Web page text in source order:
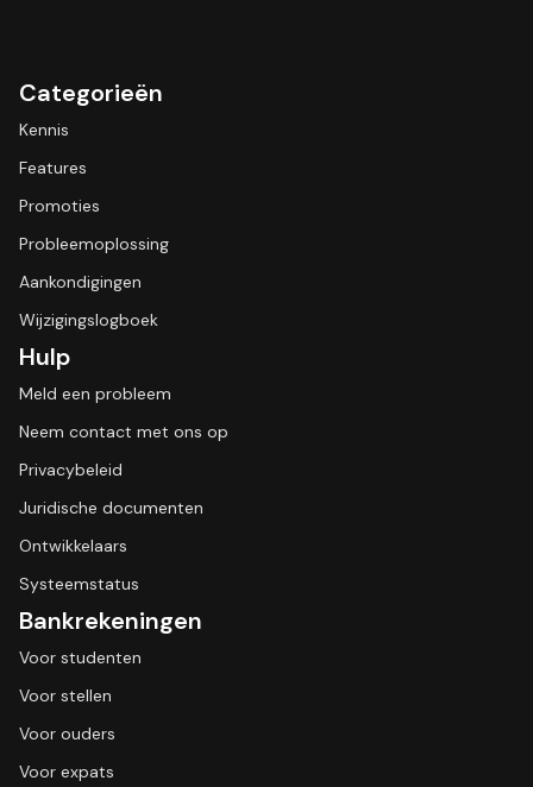
Categorieën
Kennis
Features
Promoties
Probleemoplossing
Aankondigingen
Wijzigingslogboek
Hulp
Meld een probleem
Neem contact met ons op
Privacybeleid
Juridische documenten
Ontwikkelaars
Systeemstatus
Bankrekeningen
Voor studenten
Voor stellen
Voor ouders
Voor expats